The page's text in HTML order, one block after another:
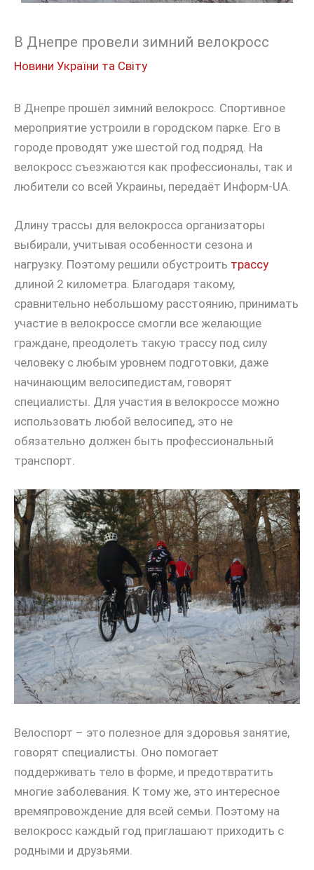
В Днепре провели зимний велокросс
Новини України та Світу
В Днепре прошёл зимний велокросс. Спортивное
мероприятие устроили в городском парке. Его в
городе проводят уже шестой год подряд. На
велокросс съезжаются как профессионалы, так и
любители со всей Украины, передаёт Информ-UA.
Длину трассы для велокросса организаторы
выбирали, учитывая особенности сезона и
нагрузку. Поэтому решили обустроить трассу
длиной 2 километра. Благодаря такому,
сравнительно небольшому расстоянию, принимать
участие в велокроссе смогли все желающие
граждане, преодолеть такую трассу под силу
человеку с любым уровнем подготовки, даже
начинающим велосипедистам, говорят
специалисты. Для участия в велокроссе можно
использовать любой велосипед, это не
обязательно должен быть профессиональный
транспорт.
Велоспорт – это полезное для здоровья занятие,
говорят специалисты. Оно помогает
поддерживать тело в форме, и предотвратить
многие заболевания. К тому же, это интересное
времяпровождение для всей семьи. Поэтому на
велокросс каждый год приглашают приходить с
родными и друзьями.